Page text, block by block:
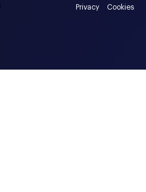
Privacy Cookies